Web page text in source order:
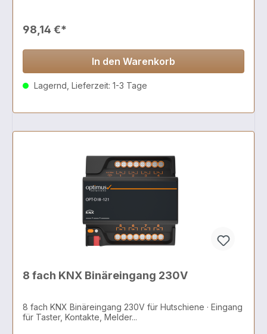
98,14 €*
In den Warenkorb
Lagernd, Lieferzeit: 1-3 Tage
8 fach KNX Binäreingang 230V
8 fach KNX Binäreingang 230V für Hutschiene · Eingang
für Taster, Kontakte, Melder...